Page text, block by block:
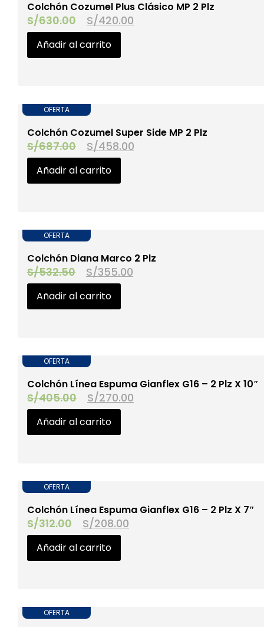
‎Colchón Cozumel Plus Clásico MP 2 Plz
S/630.00 S/420.00
Añadir al carrito
OFERTA
‎Colchón Cozumel Super Side MP 2 Plz
S/687.00 S/458.00
Añadir al carrito
OFERTA
‎Colchón Diana Marco 2 Plz
S/532.50 S/355.00
Añadir al carrito
OFERTA
‎Colchón Línea Espuma Gianflex G16 – 2 Plz X 10″
S/405.00 S/270.00
Añadir al carrito
OFERTA
‎Colchón Línea Espuma Gianflex G16 – 2 Plz X 7″
S/312.00 S/208.00
Añadir al carrito
OFERTA